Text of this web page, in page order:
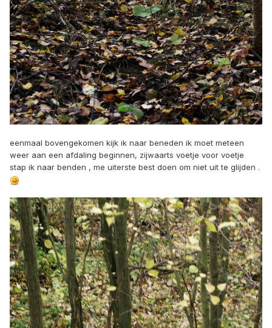
eenmaal bovengekomen kijk ik naar beneden ik moet meteen
weer aan een afdaling beginnen, zijwaarts voetje voor voetje
stap ik naar benden , me uiterste best doen om niet uit te glijden .